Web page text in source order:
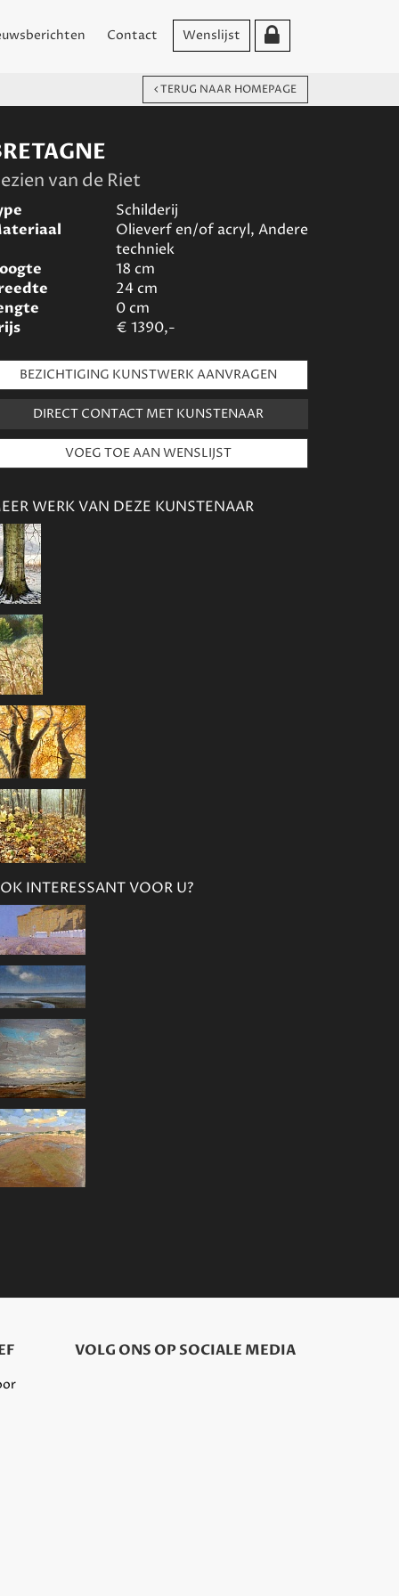
Contact Wenslijst
TERUG NAAR HOMEPAGE
van de Riet
Schilderij
Olieverf en/of acryl, Andere
techniek
18 cm
24cm
0cm
€ 1390,-
BEZICHTIGING KUNSTWERK AANVRAGEN
DIRECT CONTACT MET KUNSTENAAR
WERK VAN DEZE KUNSTENAAR
INTERESSANT VOOR U?
VOLG ONS OP SOCIALE MEDIA